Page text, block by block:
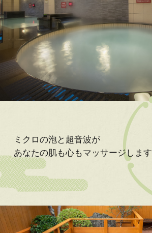
ミクロの泡と超音波が
あなたの肌も心もマッサージします